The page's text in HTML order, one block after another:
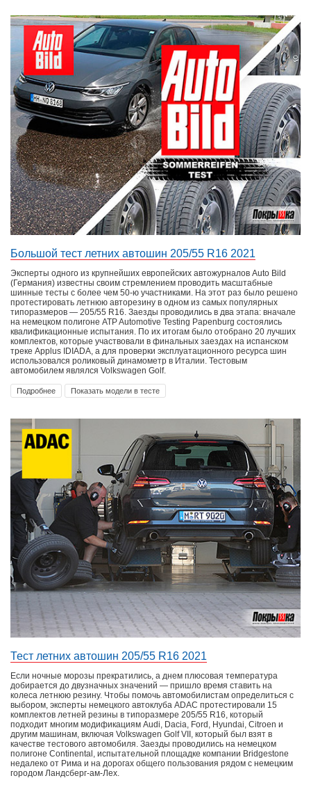
Большой тест летних автошин 205/55 R16 2021
Эксперты одного из крупнейших европейских автожурналов Auto Bild
(Германия) известны своим стремлением проводить масштабные
шинные тесты с более чем 50-ю участниками. На этот раз было решено
протестировать летнюю авторезину в одном из самых популярных
типоразмеров — 205/55 R16. Заезды проводились в два этапа: вначале
на немецком полигоне ATP Automotive Testing Papenburg состоялись
квалификационные испытания. По их итогам было отобрано 20 лучших
комплектов, которые участвовали в финальных заездах на испанском
треке Applus IDIADA, а для проверки эксплуатационного ресурса шин
использовался роликовый динамометр в Италии. Тестовым
автомобилем являлся Volkswagen Golf.
Подробнее Показать модели в тесте
Тест летних автошин 205/55 R16 2021
Если ночные морозы прекратились, а днем плюсовая температура
добирается до двузначных значений — пришло время ставить на
колеса летнюю резину. Чтобы помочь автомобилистам определиться с
выбором, эксперты немецкого автоклуба ADAC протестировали 15
комплектов летней резины в типоразмере 205/55 R16, который
подходит многим модификациям Audi, Dacia, Ford, Hyundai, Citroen и
другим машинам, включая Volkswagen Golf VII, который был взят в
качестве тестового автомобиля. Заезды проводились на немецком
полигоне Continental, испытательной площадке компании Bridgestone
недалеко от Рима и на дорогах общего пользования рядом с немецким
городом Ландсберг-ам-Лех.